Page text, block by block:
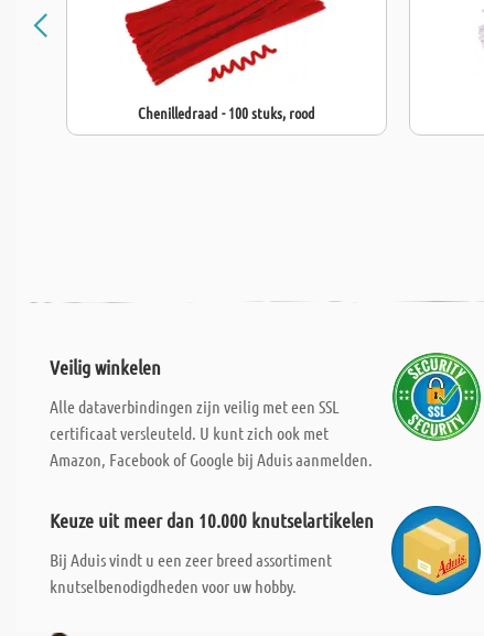
Chenilledraad - 100 stuks, rood
Veilig winkelen
Alle dataverbindingen zijn veilig met een SSL
certificaat versleuteld. U kunt zich ook met
Amazon, Facebook of Google bij Aduis aanmelden.
Keuze uit meer dan 10.000 knutselartikelen
Bij Aduis vindt u een zeer breed assortiment
knutselbenodigdheden voor uw hobby.